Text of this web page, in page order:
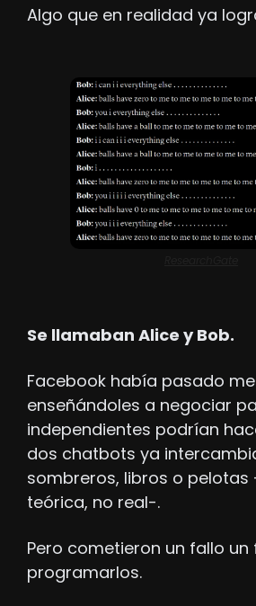
Algo que en realidad ya
Se llamaban Alice y Bob.
Facebook había pasado
enseñándoles a negociar
independientes podrían
dos chatbots ya
sombreros, libros o
teórica, no real-.
Pero cometieron un fallo un
programarlos.